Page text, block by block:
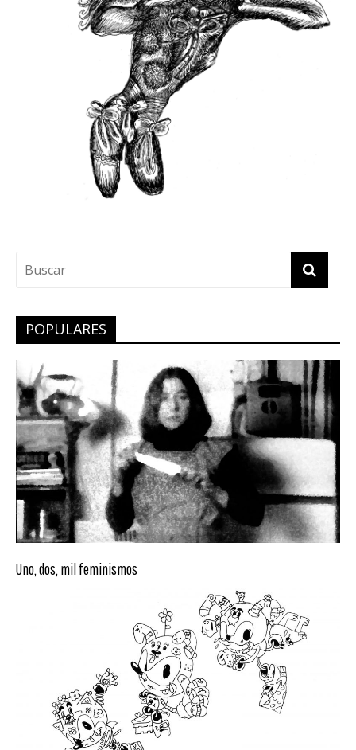
POPULARES
Uno, dos, mil feminismos